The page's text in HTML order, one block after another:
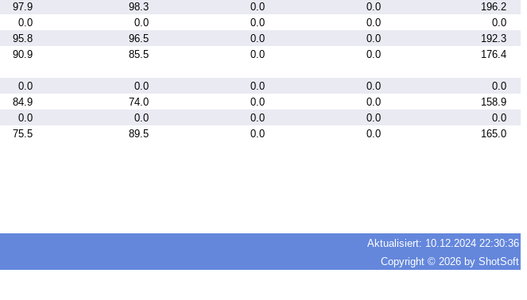
97.9 98.3 0.0 0.0
196.2
0.0 0.0 0.0 0.0
0.0
95.8 96.5 0.0 0.0
192.3
90.9 85.5 0.0 0.0 176.4
0.0 0.0 0.0 0.0
0.0
84.9 74.0 0.0 0.0
158.9
0.0 0.0 0.0 0.0
0.0
75.5 89.5 0.0 0.0 165.0
Aktualisiert: 10.12.2024 22:30:36
Copyright © 2026 by ShotSoft